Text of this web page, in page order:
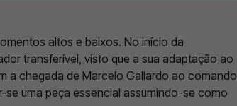
altos e baixos. No início da
transferível, visto que a sua adaptação ao
a chegada de Marcelo Gallardo ao comando
uma peça essencial assumindo-se como